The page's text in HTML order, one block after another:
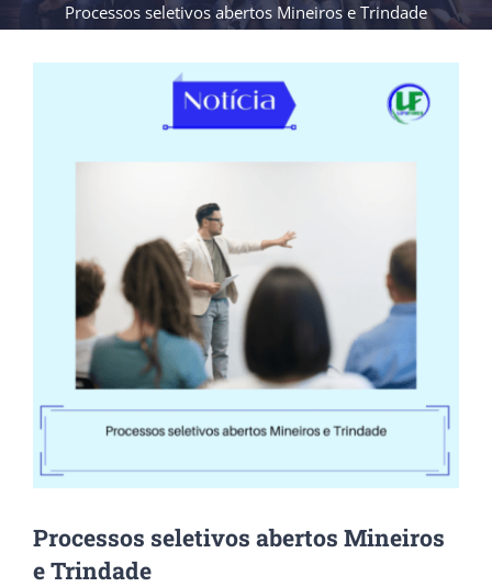
Processos seletivos abertos Mineiros e Trindade
Processos seletivos abertos Mineiros
e Trindade